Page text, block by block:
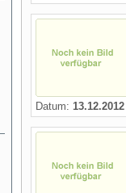
Datum: 13.12.2012